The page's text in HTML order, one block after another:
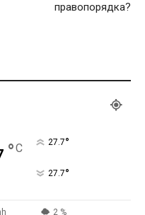
правопорядка?
°C 27.7°
27.7°
2 %